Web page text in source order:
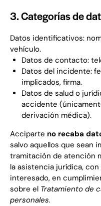
3. Categorías de
Datos identificativos:
vehículo.
Datos de contacto:
Datos del incidente:
implicados, firma.
Datos de salud o
accidente
derivación médica).
Acciparte no recaba
salvo aquellos que sean
tramitación de atención
la asistencia jurídica,
interesado, en
sobre el Tratamiento de
personales.